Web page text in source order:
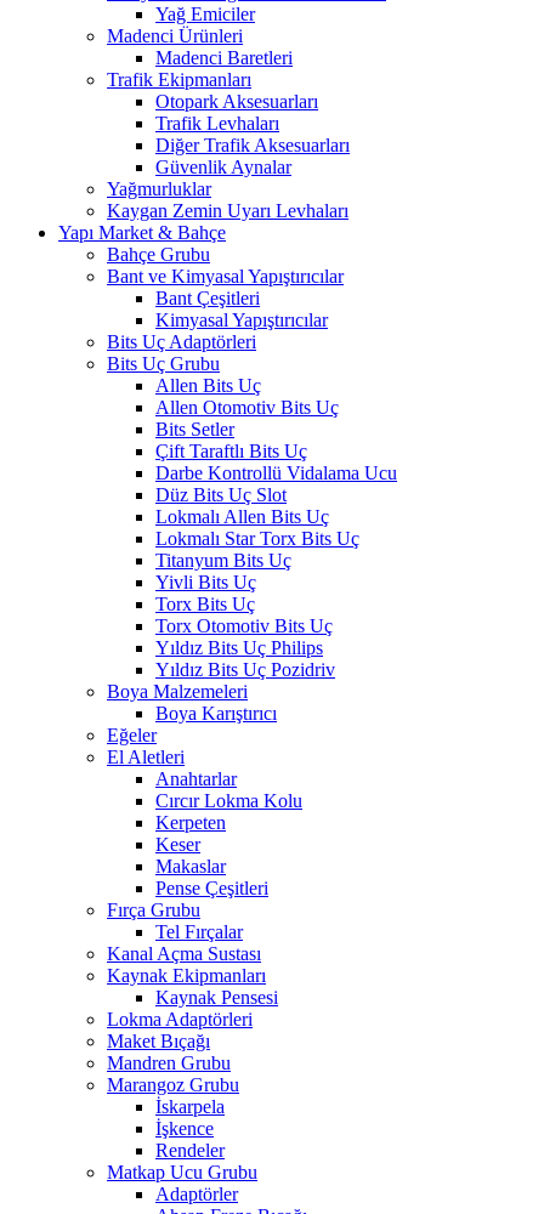
Yağ Emiciler
Madenci Ürünleri
Madenci Baretleri
Trafik Ekipmanları
Otopark Aksesuarları
Trafik Levhaları
Diğer Trafik Aksesuarları
Güvenlik Aynalar
Yağmurluklar
Kaygan Zemin Uyarı Levhaları
Yapı Market & Bahçe
Bahçe Grubu
Bant ve Kimyasal Yapıştırıcılar
Bant Çeşitleri
Kimyasal Yapıştırıcılar
Bits Uç Adaptörleri
Bits Uç Grubu
Allen Bits Uç
Allen Otomotiv Bits Uç
Bits Setler
Çift Taraftlı Bits Uç
Darbe Kontrollü Vidalama Ucu
Düz Bits Uç Slot
Lokmalı Allen Bits Uç
Lokmalı Star Torx Bits Uç
Titanyum Bits Uç
Yivli Bits Uç
Torx Bits Uç
Torx Otomotiv Bits Uç
Yıldız Bits Uç Philips
Yıldız Bits Uç Pozidriv
Boya Malzemeleri
Boya Karıştırıcı
Eğeler
El Aletleri
Anahtarlar
Cırcır Lokma Kolu
Kerpeten
Keser
Makaslar
Pense Çeşitleri
Fırça Grubu
Tel Fırçalar
Kanal Açma Sustası
Kaynak Ekipmanları
Kaynak Pensesi
Lokma Adaptörleri
Maket Bıçağı
Mandren Grubu
Marangoz Grubu
İskarpela
İşkence
Rendeler
Matkap Ucu Grubu
Adaptörler